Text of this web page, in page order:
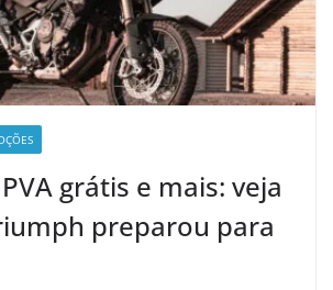
grátis e mais: veja
preparou para